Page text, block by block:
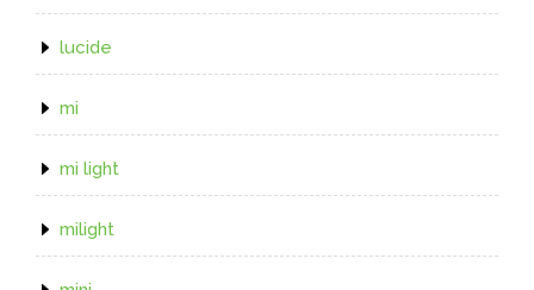
lucide
mi
mi light
milight